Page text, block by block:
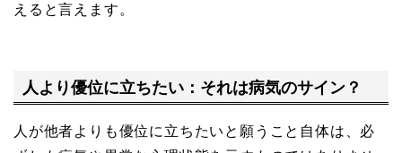
えると言えます。
人より優位に立ちたい：それは病気のサイン？
人が他者よりも優位に立ちたいと願うこと自体は、必